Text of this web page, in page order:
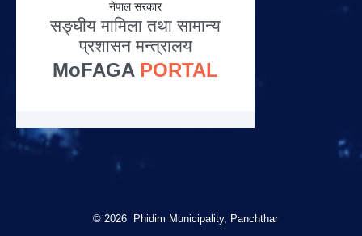
© 2026 Phidim Municipality, Panchthar